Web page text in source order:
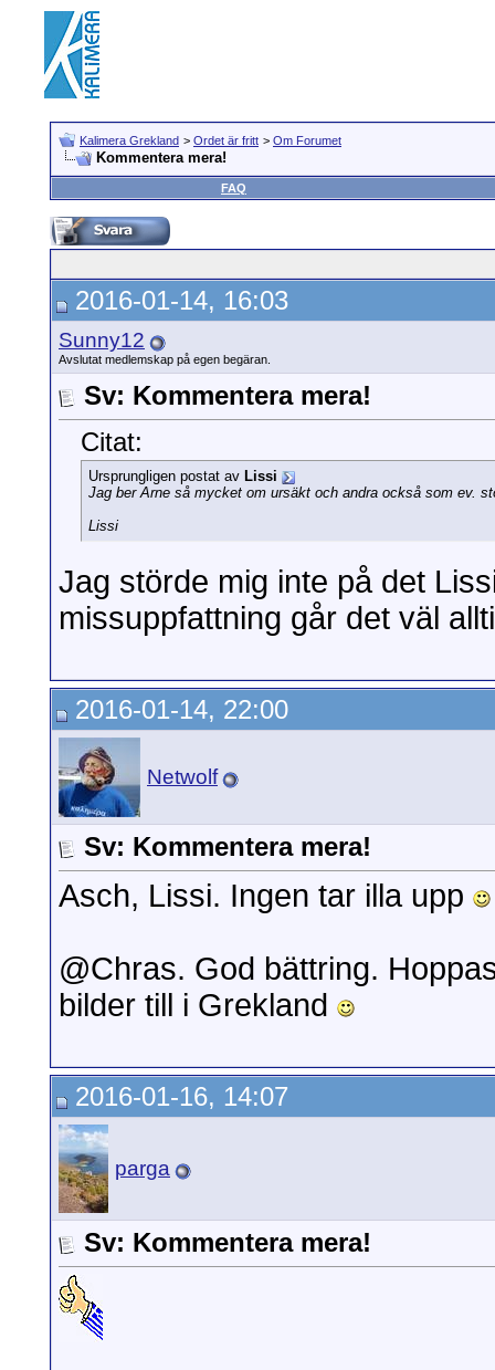
Kalimera Grekland > Ordet är fritt > Om Forumet
Kommentera mera!
FAQ
2016-01-14, 16:03
Sunny12
Avslutat medlemskap på egen begäran.
Sv: Kommentera mera!
Citat:
Ursprungligen postat av Lissi
Jag ber Arne så mycket om ursäkt och andra också som ev.
Lissi
Jag störde mig inte på det
missuppfattning går det väl
2016-01-14, 22:00
Netwolf
Sv: Kommentera mera!
Asch, Lissi. Ingen tar illa upp
@Chras. God bättring.
bilder till i Grekland
2016-01-16, 14:07
parga
Sv: Kommentera mera!